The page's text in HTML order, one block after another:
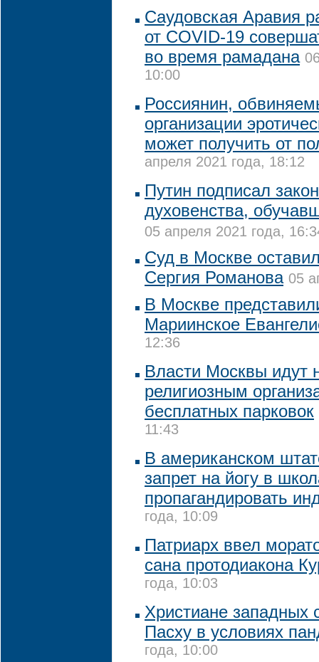
Саудовская Аравия
от COVID-19
во время рамадана
10:00
Россиянин,
организации
может получить от
апреля 2021 года, 18:12
Путин подписал
духовенства,
05 апреля 2021 года,
Суд в Москве
Сергия Романова 05
В Москве
Мариинское
12:36
Власти Москвы идут
религиозным
бесплатных парковок
11:43
В американском
запрет на йогу в
пропагандировать
года, 10:09
Патриарх ввел
сана протодиакона
года, 10:03
Христиане западных
Пасху в условиях
года, 10:00